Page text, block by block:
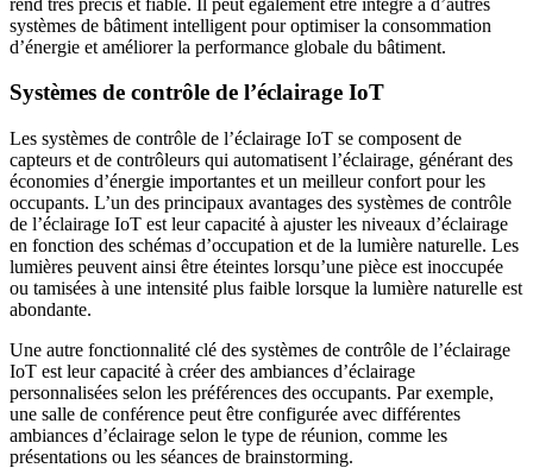
systèmes de bâtiment intelligent pour optimiser la consommation
d’énergie et améliorer la performance globale du bâtiment.
Systèmes de contrôle de l’éclairage IoT
Les systèmes de contrôle de l’éclairage IoT se composent de
capteurs et de contrôleurs qui automatisent l’éclairage, générant des
économies d’énergie importantes et un meilleur confort pour les
occupants. L’un des principaux avantages des systèmes de contrôle
de l’éclairage IoT est leur capacité à ajuster les niveaux d’éclairage
en fonction des schémas d’occupation et de la lumière naturelle. Les
lumières peuvent ainsi être éteintes lorsqu’une pièce est inoccupée
ou tamisées à une intensité plus faible lorsque la lumière naturelle est
abondante.
Une autre fonctionnalité clé des systèmes de contrôle de l’éclairage
IoT est leur capacité à créer des ambiances d’éclairage
personnalisées selon les préférences des occupants. Par exemple,
une salle de conférence peut être configurée avec différentes
ambiances d’éclairage selon le type de réunion, comme les
présentations ou les séances de brainstorming.